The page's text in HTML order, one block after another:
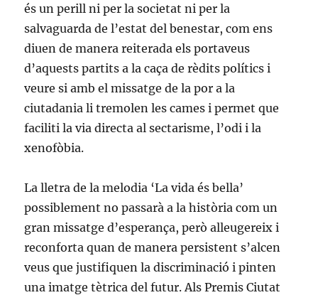
és un perill ni per la societat ni per la
salvaguarda de l’estat del benestar, com ens
diuen de manera reiterada els portaveus
d’aquests partits a la caça de rèdits polítics i
veure si amb el missatge de la por a la
ciutadania li tremolen les cames i permet que
faciliti la via directa al sectarisme, l’odi i la
xenofòbia.
La lletra de la melodia ‘La vida és bella’
possiblement no passarà a la història com un
gran missatge d’esperança, però alleugereix i
reconforta quan de manera persistent s’alcen
veus que justifiquen la discriminació i pinten
una imatge tètrica del futur. Als Premis Ciutat